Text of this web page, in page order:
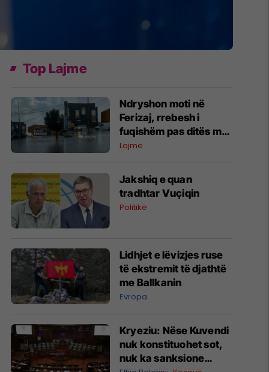
Top Lajme
Ndryshon moti në
Ferizaj, rrebesh i
fuqishëm pas ditës me
temperatura të larta
Lajme
Jakshiq e quan
tradhtar Vuçiqin
Politikë
Lidhjet e lëvizjes ruse
të ekstremit të djathtë
me Ballkanin
Evropa
Kryeziu: Nëse Kuvendi
nuk konstituohet sot,
nuk ka sanksione